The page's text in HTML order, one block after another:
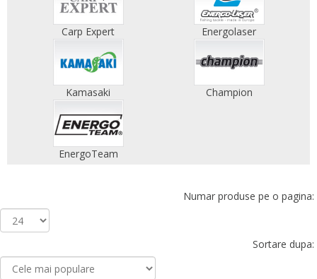
Carp Expert Energolaser
Kamasaki Champion
EnergoTeam
Numar produse pe o pagina:
Sortare dupa: